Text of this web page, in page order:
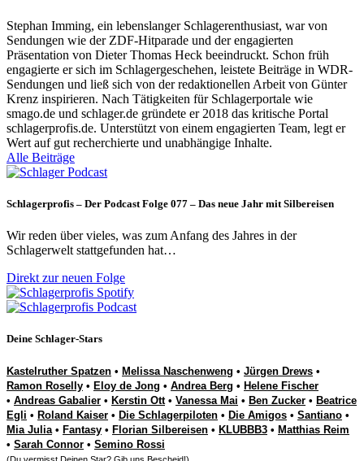
Stephan Imming, ein lebenslanger Schlagerenthusiast, war von
Sendungen wie der ZDF-Hitparade und der engagierten
Präsentation von Dieter Thomas Heck beeindruckt. Schon früh
engagierte er sich im Schlagergeschehen, leistete Beiträge in WDR-
Sendungen und ließ sich von der redaktionellen Arbeit von Günter
Krenz inspirieren. Nach Tätigkeiten für Schlagerportale wie
smago.de und schlager.de gründete er 2018 das kritische Portal
schlagerprofis.de. Unterstützt von einem engagierten Team, legt er
Wert auf gut recherchierte und unabhängige Inhalte.
Alle Beiträge
Schlagerprofis – Der Podcast Folge 077 – Das neue Jahr mit Silbereisen
Wir reden über vieles, was zum Anfang des Jahres in der
Schlagerwelt stattgefunden hat…
Direkt zur neuen Folge
Deine Schlager-Stars
Kastelruther Spatzen • Melissa Naschenweng • Jürgen Drews •
Ramon Roselly • Eloy de Jong • Andrea Berg • Helene Fischer
• Andreas Gabalier • Kerstin Ott• Vanessa Mai • Ben Zucker • Beatrice
Egli • Roland Kaiser • Die Schlagerpiloten • Die Amigos • Santiano •
Mia Julia• Fantasy • Florian Silbereisen • KLUBBB3 • Matthias Reim
• Sarah Connor • Semino Rossi